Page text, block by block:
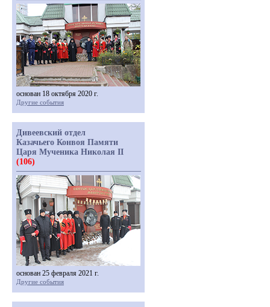
основан 18 октября 2020 г.
Другие события
Дивеевский отдел
Казачьего Конвоя Памяти
Царя Мученика Николая II
(106)
основан 25 февраля 2021 г.
Другие события